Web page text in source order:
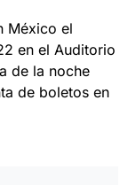
México el
en el Auditorio
de la noche
de boletos en